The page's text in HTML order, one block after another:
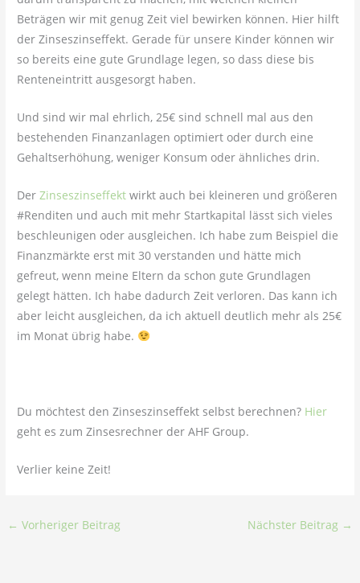
Beträgen wir mit genug Zeit viel bewirken können. Hier hilft
der Zinseszinseffekt. Gerade für unsere Kinder können wir
so bereits eine gute Grundlage legen, so dass diese bis
Renteneintritt ausgesorgt haben.
Und sind wir mal ehrlich, 25€ sind schnell mal aus den
bestehenden Finanzanlagen optimiert oder durch eine
Gehaltserhöhung, weniger Konsum oder ähnliches drin.
DerZinseszinseffekt wirkt auch bei kleineren und größeren
#Renditen und auch mit mehr Startkapital lässt sich vieles
beschleunigen oder ausgleichen. Ich habe zum Beispiel die
Finanzmärkte erst mit 30 verstanden und hätte mich
gefreut, wenn meine Eltern da schon gute Grundlagen
gelegt hätten. Ich habe dadurch Zeit verloren. Das kann ich
aber leicht ausgleichen, da ich aktuell deutlich mehr als 25€
im Monat übrig habe.
Du möchtest den Zinseszinseffekt selbst berechnen? Hier
geht es zum Zinsesrechner der AHF Group.
Verlier keine Zeit!
← Vorheriger Beitrag Nächster Beitrag →